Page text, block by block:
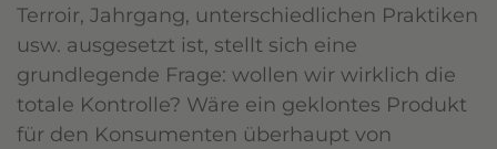
Terroir, Jahrgang, unterschiedlichen Praktiken
usw. ausgesetzt ist, stellt sich eine
grundlegende Frage: wollen wir wirklich die
totale Kontrolle? Wäre ein geklontes Produkt
für den Konsumenten überhaupt von